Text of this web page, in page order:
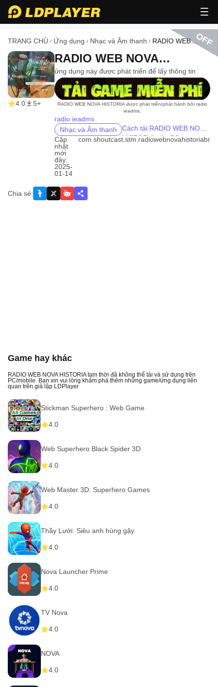
TRANG CHỦ / Ứng dụng / Nhạc và Âm thanh / RADIO WEB
NOVA HISTORIA
4.0 5+
RADIO WEB NOVA
HISTORIA
ứng dụng này được phát triển để lấy thông tin
recommend
RADIO WEB NOVA HISTORIA được phát triển/phát hành bởi radio
ieadms.
radio ieadms
Nhạc và Âm thanh
Cách tải RADIO WEB NOVA
HISTORIA trên PC
Cập
nhật
mới
đây:
2025-
01-14
com.shoutcast.stm.radiowebnovahistoriabr
Chia sẻ:
OFF
Game hay khác
RADIO WEB NOVA HISTORIA tạm thời đã không thể tải và sử dụng trên
PC/mobile. Bạn xin vui lòng khám phá thêm những game/ứng dụng liên
quan trên giả lập LDPlayer
Stickman Superhero : Web Game
4.0
Web Superhero Black Spider 3D
4.0
Web Master 3D: Superhero Games
4.0
Thầy Lưới: Siêu anh hùng gậy
4.0
Nova Launcher Prime
4.0
TV Nova
4.0
NOVA
4.0